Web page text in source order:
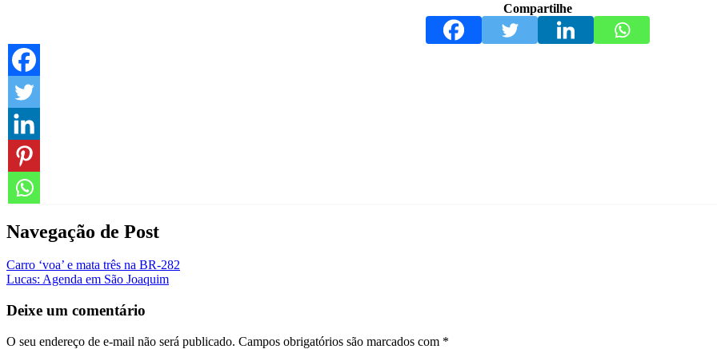
Compartilhe
Navegação de Post
Carro ‘voa’ e mata três na BR-282
Lucas: Agenda em São Joaquim
Deixe um comentário
O seu endereço de e-mail não será publicado. Campos obrigatórios são marcados com *